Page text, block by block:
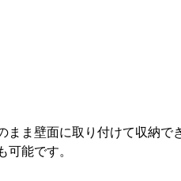
ま壁面に取り付けて収納で
能です。